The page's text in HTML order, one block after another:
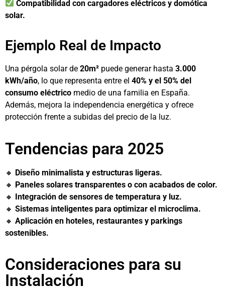
Compatibilidad con cargadores eléctricos y domótica
solar.
Ejemplo Real de Impacto
Una pérgola solar de 20m² puede generar hasta 3.000
kWh/año, lo que representa entre el 40% y el 50% del
consumo eléctrico medio de una familia en España.
Además, mejora la independencia energética y ofrece
protección frente a subidas del precio de la luz.
Tendencias para 2025
🔸 Diseño minimalista y estructuras ligeras.
🔸 Paneles solares transparentes o con acabados de color.
🔸 Integración de sensores de temperatura y luz.
🔸 Sistemas inteligentes para optimizar el microclima.
🔸 Aplicación en hoteles, restaurantes y parkings
sostenibles.
Consideraciones para su
Instalación